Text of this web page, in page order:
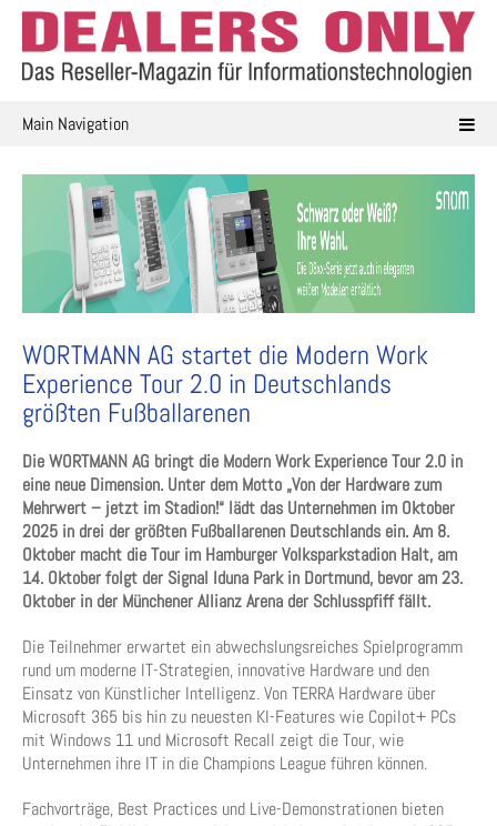
Skip
content
Main Navigation
WORTMANN AG startet die Modern Work
Experience Tour 2.0 in Deutschlands
größten Fußballarenen
Die WORTMANN AG bringt die Modern Work Experience Tour 2.0 in
eine neue Dimension. Unter dem Motto „Von der Hardware zum
Mehrwert – jetzt im Stadion!“ lädt das Unternehmen im Oktober
2025 in drei der größten Fußballarenen Deutschlands ein. Am 8.
Oktober macht die Tour im Hamburger Volksparkstadion Halt, am
14. Oktober folgt der Signal Iduna Park in Dortmund, bevor am 23.
Oktober in der Münchener Allianz Arena der Schlusspfiff fällt.
Die Teilnehmer erwartet ein abwechslungsreiches Spielprogramm
rund um moderne IT-Strategien, innovative Hardware und den
Einsatz von Künstlicher Intelligenz. Von TERRA Hardware über
Microsoft 365 bis hin zu neuesten KI-Features wie Copilot+ PCs
mit Windows 11 und Microsoft Recall zeigt die Tour, wie
Unternehmen ihre IT in die Champions League führen können.
Fachvorträge, Best Practices und Live-Demonstrationen bieten